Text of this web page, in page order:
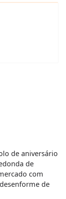
de aniversário
de
com
de